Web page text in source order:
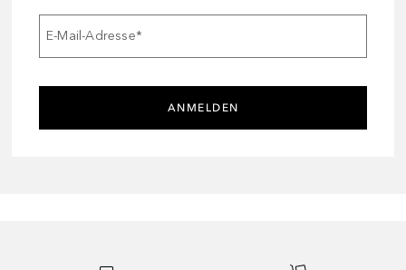
E-Mail-Adresse*
ANMELDEN